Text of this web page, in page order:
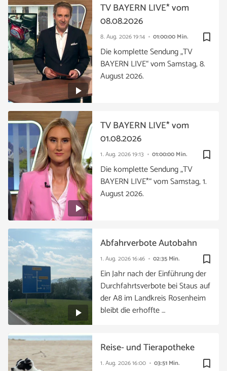
bookmark_border
8. Aug. 202619:14 01:00:00 Min.
TV BAYERN LIVE* vom
08.08.2026
Die komplette Sendung „TV
BAYERN LIVE“ vom Samstag, 8.
August 2026.
bookmark_border
1. Aug. 202619:13 01:00:00 Min.
TV BAYERN LIVE* vom
01.08.2026
Die komplette Sendung „TV
BAYERN LIVE*“ vom Samstag, 1.
August 2026.
bookmark_border
1. Aug. 202616:46 02:35 Min.
Abfahrverbote Autobahn
Ein Jahr nach der Einführung der
Durchfahrtsverbote bei Staus auf
der A8 im Landkreis Rosenheim
bleibt die erhoffte …
bookmark_border
1. Aug. 202616:00 03:51 Min.
Reise- und Tierapotheke